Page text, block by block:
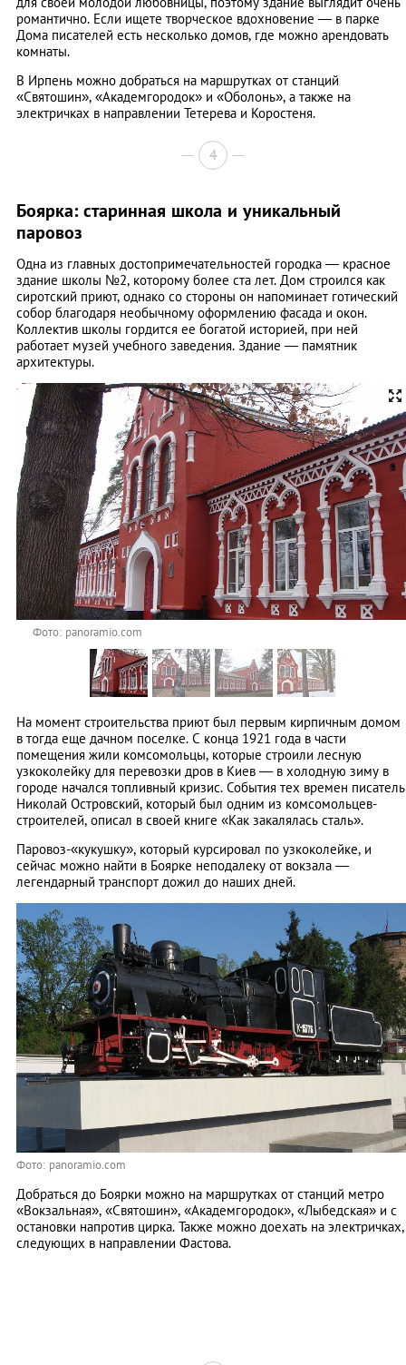
романтично. Если ищете творческое вдохновение — в парке
Дома писателей есть несколько домов, где можно арендовать
комнаты.
В Ирпень можно добраться на маршрутках от станций
«Святошин», «Академгородок» и «Оболонь», а также на
электричках в направлении Тетерева и Коростеня.
4
Боярка: старинная школа и уникальный
паровоз
Одна из главных достопримечательностей городка — красное
здание школы №2, которому более ста лет. Дом строился как
сиротский приют, однако со стороны он напоминает готический
собор благодаря необычному оформлению фасада и окон.
Коллектив школы гордится ее богатой историей, при ней
работает музей учебного заведения. Здание — памятник
архитектуры.
Фото: panoramio.com
На момент строительства приют был первым кирпичным домом
в тогда еще дачном поселке. С конца 1921 года в части
помещения жили комсомольцы, которые строили лесную
узкоколейку для перевозки дров в Киев — в холодную зиму в
городе начался топливный кризис. События тех времен писатель
Николай Островский, который был одним из комсомольцев-
строителей, описал в своей книге «Как закалялась сталь».
Паровоз-«кукушку», который курсировал по узкоколейке, и
сейчас можно найти в Боярке неподалеку от вокзала —
легендарный транспорт дожил до наших дней.
Фото: panoramio.com
Добраться до Боярки можно на маршрутках от станций метро
«Вокзальная», «Святошин», «Академгородок», «Лыбедская» и с
остановки напротив цирка. Также можно доехать на электричках,
следующих в направлении Фастова.